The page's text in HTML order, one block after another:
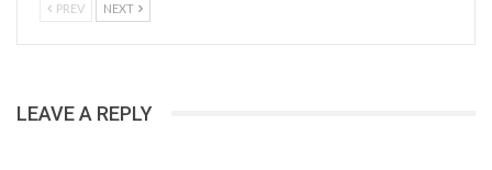
PREV NEXT
LEAVE A REPLY